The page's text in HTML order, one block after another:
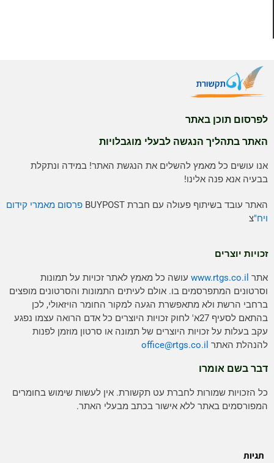
לפרסום תוכן באתר
האתר בתהליך הנגשה לבעלי מוגבלויות
אנו עושים כל מאמץ להשלים את הנגשת האתר! במידה ונתקלת
בבעיה אנא פנה אלינו!
האתר עובד בשיתוף פעולה עם חברת BUYPOST
פרסום מאמרי קידום
ויח"צ
זכויות יוצרים
אתרwww.rtgs.co.ilעושה כל מאמץ לאתר זכויות על תמונות
וסרטונים המתפרסמים בו. אולם לעיתים התמונות והסרטונים מופצים
ברחבי הרשת ולא מתאפשרת הגעה למקור החומר הויזאולי, לכן
בהתאם לסעיף 27א' לחוק זכויות היוצרים כל אדם הרואה עצמו נפגע
עקב בעלות על זכויות היוצרים של תמונה או סרטון מוזמן לפנות
להנהלת האתר
office@rtgs.co.il
דבר בשם אומרו
כל הזכויות שמורות לחברת עט תקשורת. אין לעשות שימוש בחומרים
המפורסמים באתר ללא אישור בכתב מבעלי האתר.
תגיות